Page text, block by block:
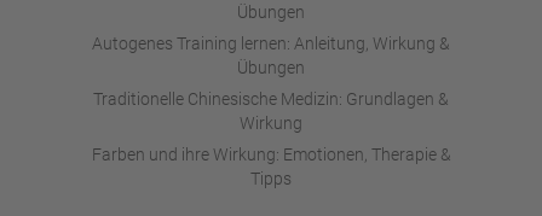
Übungen
Autogenes Training lernen: Anleitung, Wirkung &
Übungen
Traditionelle Chinesische Medizin: Grundlagen &
Wirkung
Farben und ihre Wirkung: Emotionen, Therapie &
Tipps